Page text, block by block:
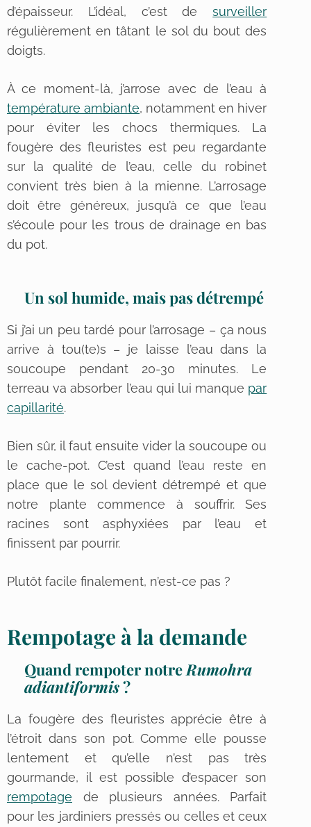
d’épaisseur. L’idéal, c’est desurveiller
régulièrement en tâtant le sol du bout des
doigts.
À ce moment-là, j’arrose avec de l’eau à
température ambiante, notamment en hiver
pour éviter les chocs thermiques. La
fougère des fleuristes est peu regardante
sur la qualité de l’eau, celle du robinet
convient très bien à la mienne. L’arrosage
doit être généreux, jusqu’à ce que l’eau
s’écoule pour les trous de drainage en bas
du pot.
Un sol humide, mais pas détrempé
Si j’ai un peu tardé pour l’arrosage – ça nous
arrive à tou(te)s – je laisse l’eau dans la
soucoupe pendant 20-30 minutes. Le
terreau va absorber l’eau qui lui manque par
capillarité.
Bien sûr, il faut ensuite vider la soucoupe ou
le cache-pot. C’est quand l’eau reste en
place que le sol devient détrempé et que
notre plante commence à souffrir. Ses
racines sont asphyxiées par l’eau et
finissent par pourrir.
Plutôt facile finalement, n’est-ce pas ?
Rempotage à la demande
Quand rempoter notreRumohra
adiantiformis?
La fougère des fleuristes apprécie être à
l’étroit dans son pot. Comme elle pousse
lentement et qu’elle n’est pas très
gourmande, il est possible d’espacer son
rempotage de plusieurs années. Parfait
pour les jardiniers pressés ou celles et ceux